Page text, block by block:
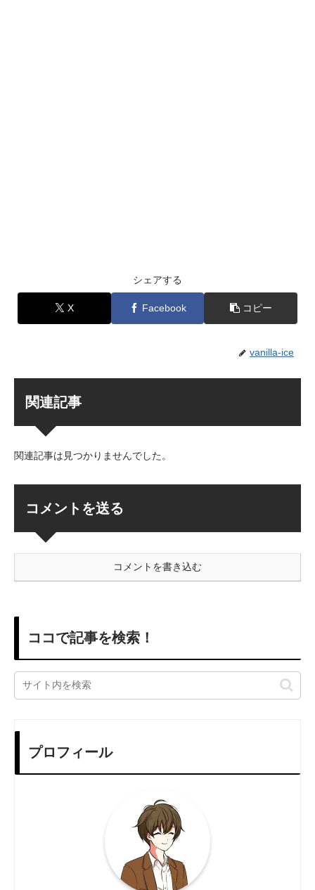
シェアする
X Facebook コピー
vanilla-ice
関連記事
関連記事は見つかりませんでした。
コメントを送る
コメントを書き込む
ココで記事を検索！
プロフィール